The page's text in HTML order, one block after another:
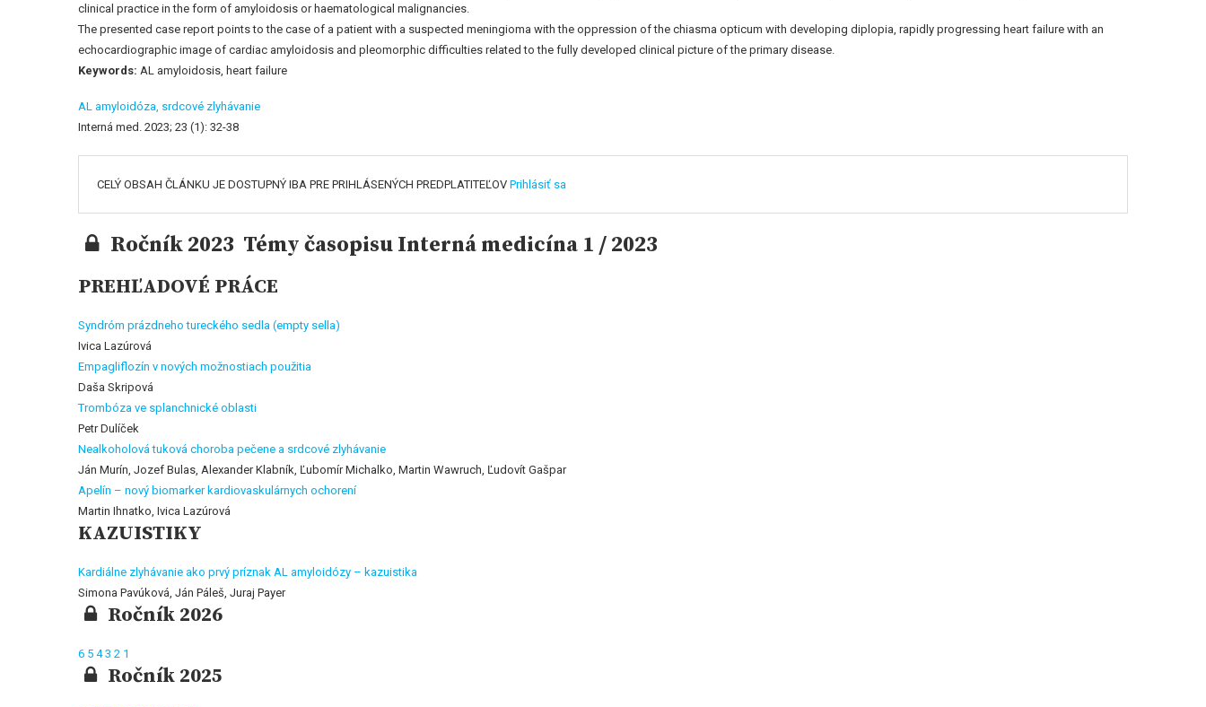
clinical practice in the form of amyloidosis or haematological malignancies.
The presented case report points to the case of a patient with a suspected meningioma with the oppression of the chiasma opticum with developing diplopia, rapidly progressing heart failure with an
echocardiographic image of cardiac amyloidosis and pleomorphic difficulties related to the fully developed clinical picture of the primary disease.
Keywords: AL amyloidosis, heart failure
AL amyloidóza, srdcové zlyhávanie
Interná med. 2023; 23 (1): 32-38
CELÝ OBSAH ČLÁNKU JE DOSTUPNÝ IBA PRE PRIHLÁSENÝCH PREDPLATITEĽOV Prihlásiť sa
Ročník 2023 Témy časopisu Interná medicína 1 / 2023
PREHĽADOVÉ PRÁCE
Syndróm prázdneho tureckého sedla (empty sella)
Ivica Lazúrová
Empagliflozín v nových možnostiach použitia
Daša Skripová
Trombóza ve splanchnické oblasti
Petr Dulíček
Nealkoholová tuková choroba pečene a srdcové zlyhávanie
Ján Murín, Jozef Bulas, Alexander Klabník, Ľubomír Michalko, Martin Wawruch, Ľudovít Gašpar
Apelín – nový biomarker kardiovaskulárnych ochorení
Martin Ihnatko, Ivica Lazúrová
KAZUISTIKY
Kardiálne zlyhávanie ako prvý príznak AL amyloidózy – kazuistika
Simona Pavúková, Ján Páleš, Juraj Payer
Ročník 2026
6 5 43 2 1
Ročník 2025